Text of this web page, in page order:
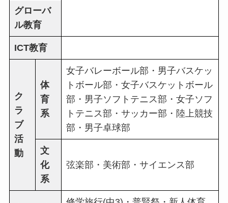
グローバ
ル教育
ICT教育
ク
ラ
ブ
活
動
体
育
系
女子バレーボール部・男子バスケッ
トボール部・女子バスケットボール
部・男子ソフトテニス部・女子ソフ
トテニス部・サッカー部・陸上競技
部・男子卓球部
文
化
系
弦楽部・美術部・サイエンス部